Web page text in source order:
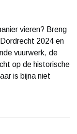
vieren? Breng
2024 en
vuurwerk, de
op de historische
is bijna niet